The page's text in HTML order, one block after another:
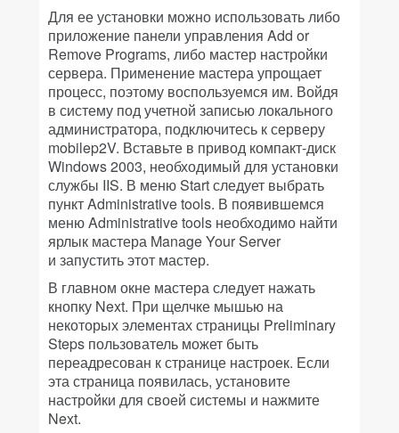
Для ее установки можно использовать либо
приложение панели управления Add or
Remove Programs, либо мастер настройки
сервера. Применение мастера упрощает
процесс, поэтому воспользуемся им. Войдя
в систему под учетной записью локального
администратора, подключитесь к серверу
mobilep2V. Вставьте в привод компакт-диск
Windows 2003, необходимый для установки
службы IIS. В меню Start следует выбрать
пункт Administrative tools. В появившемся
меню Administrative tools необходимо найти
ярлык мастера Manage Your Server
и запустить этот мастер.
В главном окне мастера следует нажать
кнопку Next. При щелчке мышью на
некоторых элементах страницы Preliminary
Steps пользователь может быть
переадресован к странице настроек. Если
эта страница появилась, установите
настройки для своей системы и нажмите
Next.